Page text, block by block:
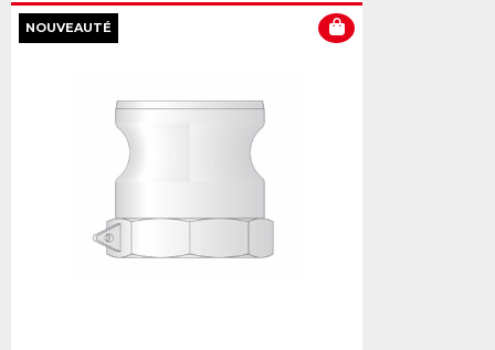
NOUVEAUTÉ